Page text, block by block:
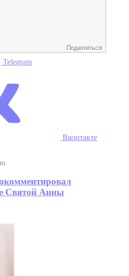
Поделиться
Telegram
Вконтакте
Святой Анны